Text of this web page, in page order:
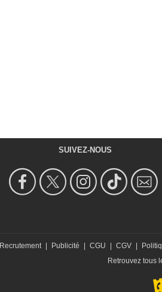
SUIVEZ-NOUS
Recrutement Publicité CGU CGV
Retrouvez tous